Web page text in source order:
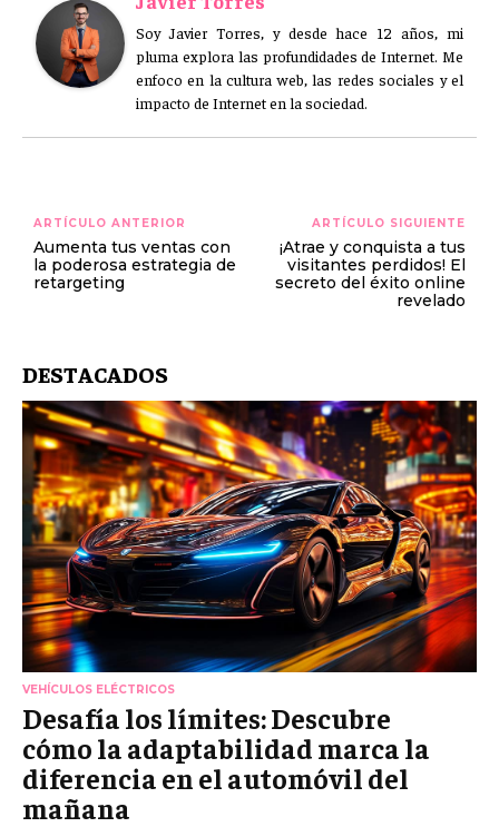
Soy Javier Torres, y desde hace 12 años, mi
pluma explora las profundidades de Internet. Me
enfoco en la cultura web, las redes sociales y el
impacto de Internet en la sociedad.
ARTÍCULO ANTERIOR
Aumenta tus ventas con
la poderosa estrategia de
retargeting
ARTÍCULO SIGUIENTE
¡Atrae y conquista a tus
visitantes perdidos! El
secreto del éxito online
revelado
DESTACADOS
VEHÍCULOS ELÉCTRICOS
Desafía los límites: Descubre
cómo la adaptabilidad marca la
diferencia en el automóvil del
mañana